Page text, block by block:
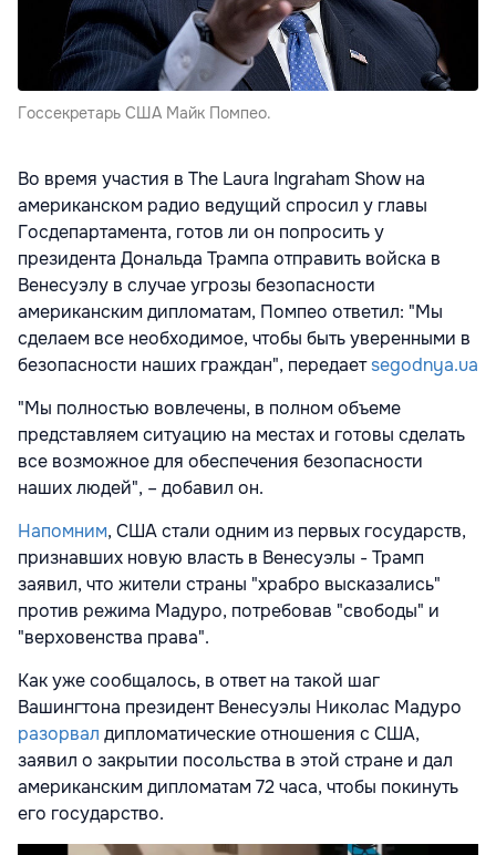
Госсекретарь США Майк Помпео.
Во время участия в The Laura Ingraham Show на
американском радио ведущий спросил у главы
Госдепартамента, готов ли он попросить у
президента Дональда Трампа отправить войска в
Венесуэлу в случае угрозы безопасности
американским дипломатам, Помпео ответил: "Мы
сделаем все необходимое, чтобы быть уверенными в
безопасности наших граждан", передаетsegodnya.ua
"Мы полностью вовлечены, в полном объеме
представляем ситуацию на местах и готовы сделать
все возможное для обеспечения безопасности
наших людей", – добавил он.
Напомним, США стали одним из первых государств,
признавших новую власть в Венесуэлы - Трамп
заявил, что жители страны "храбро высказались"
против режима Мадуро, потребовав "свободы" и
"верховенства права".
Как уже сообщалось, в ответ на такой шаг
Вашингтона президент Венесуэлы Николас Мадуро
разорвал дипломатические отношения с США,
заявил о закрытии посольства в этой стране и дал
американским дипломатам 72 часа, чтобы покинуть
его государство.